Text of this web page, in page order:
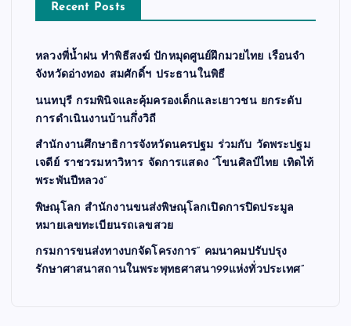
Recent Posts
หลวงพี่น้ำฝน ทำพิธีสงฆ์ ปักหมุดศูนย์ฝึกมวยไทย เรือนจำ
จังหวัดอ่างทอง สมศักดิ์ฯ ประธานในพิธี
นนทบุรี กรมพินิจและคุ้มครองเด็กและเยาวชน ยกระดับ
การดำเนินงานบ้านกึ่งวิถี
สำนักงานศึกษาธิการจังหวัดนครปฐม ร่วมกับ วัดพระปฐม
เจดีย์ ราชวรมหาวิหาร จัดการแสดง “โขนศิลป์ไทย เทิดไท้
พระพันปีหลวง”
พิษณุโลก สำนักงานขนส่งพิษณุโลกเปิดการปิดประมูล
หมายเลขทะเบียนรถเลขสวย
กรมการขนส่งทางบกจัดโครงการ“ คมนาคมปรับปรุง
รักษาศาสนาสถานในพระพุทธศาสนา99แห่งทั่วประเทศ”